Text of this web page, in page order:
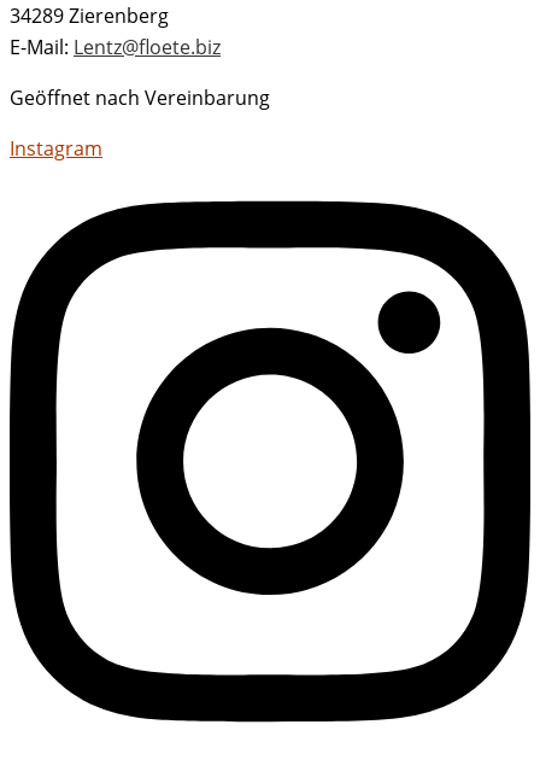
34289 Zierenberg
E-Mail: Lentz@floete.biz
Geöffnet nach Vereinbarung
Instagram